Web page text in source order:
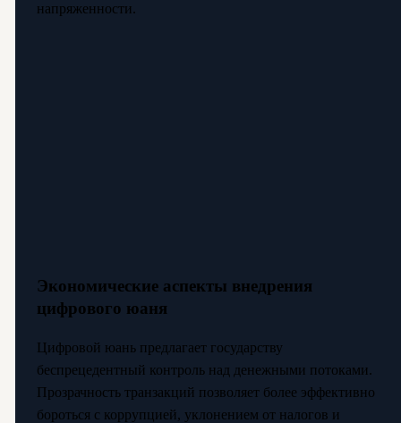
напряженности.
Экономические аспекты внедрения
цифрового юаня
Цифровой юань предлагает государству
беспрецедентный контроль над денежными потоками.
Прозрачность транзакций позволяет более эффективно
бороться с коррупцией, уклонением от налогов и